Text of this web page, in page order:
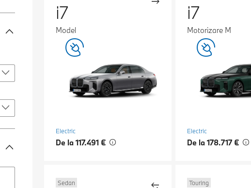
i7
Model
Electric
De la 117.491 €
i7
Motorizare M
Electric
De la 178.717 €
Sedan Touring